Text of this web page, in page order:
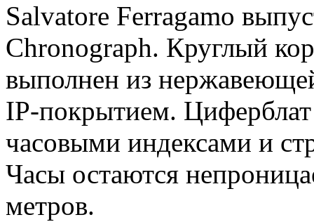
Salvatore Ferragamo
Chronograph. Круглый
выполнен из
IP-покрытием.
часовыми индексами и
Часы остаются
метров.